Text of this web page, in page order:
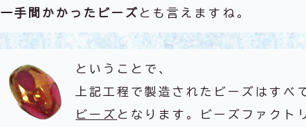
一手間かかったビーズ とも言えますね。
ということで、
上記工程で製造されたビーズはすべ
ビーズ となります。ビーズファクト